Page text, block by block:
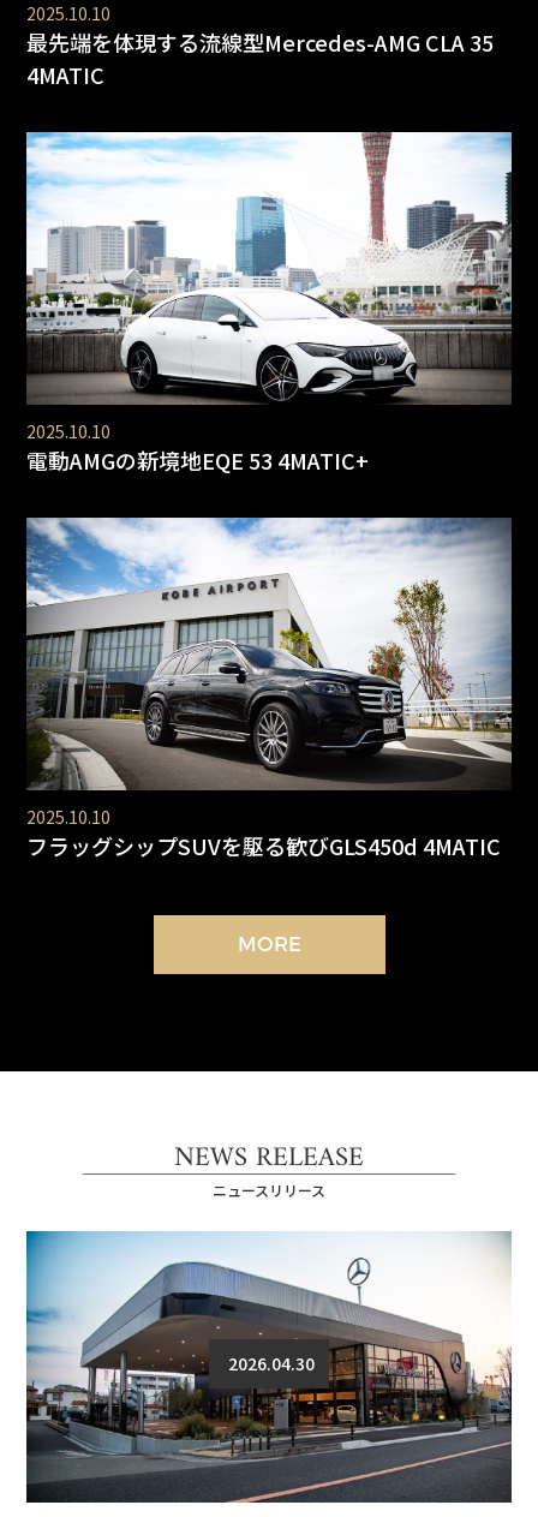
2025.10.10
最先端を体現する流線型Mercedes-AMG CLA 35
4MATIC
2025.10.10
電動AMGの新境地EQE 53 4MATIC+
2025.10.10
フラッグシップSUVを駆る歓びGLS450d 4MATIC
MORE
NEWS RELEASE
ニュースリリース
2026.04.30